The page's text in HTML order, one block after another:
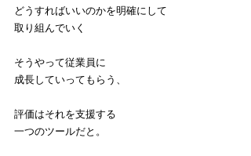
どうすればいいのかを明確にして
取り組んでいく
そうやって従業員に
成長していってもらう、
評価はそれを支援する
一つのツールだと。